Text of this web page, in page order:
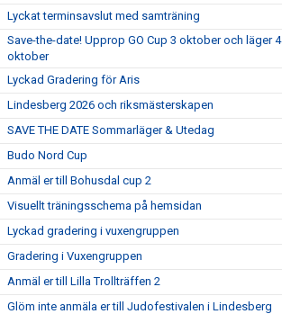
Lyckat terminsavslut med samträning
Save-the-date! Upprop GO Cup 3 oktober och läger 4
oktober
Lyckad Gradering för Aris
Lindesberg 2026 och riksmästerskapen
SAVE THE DATE Sommarläger & Utedag
Budo Nord Cup
Anmäl er till Bohusdal cup 2
Visuellt träningsschema på hemsidan
Lyckad gradering i vuxengruppen
Gradering i Vuxengruppen
Anmäl er till Lilla Trollträffen 2
Glöm inte anmäla er till Judofestivalen i Lindesberg